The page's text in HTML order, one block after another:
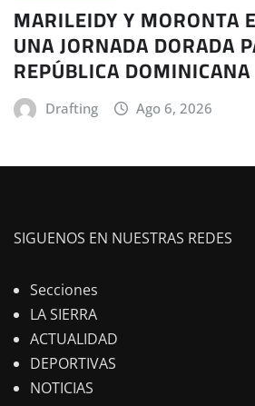
MARILEIDY Y MORONTA
UNA JORNADA DORADA
REPÚBLICA DOMINICANA
Drafting Ago 6, 2026
SIGUENOS EN NUESTRAS REDES
Secciones
LA SIERRA
ACTUALIDAD
DEPORTIVAS
NOTICIAS